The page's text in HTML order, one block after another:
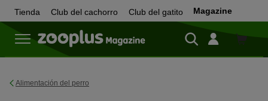
Tienda Club del cachorro Club del gatito Magazine
Tienda
Alimentación del perro